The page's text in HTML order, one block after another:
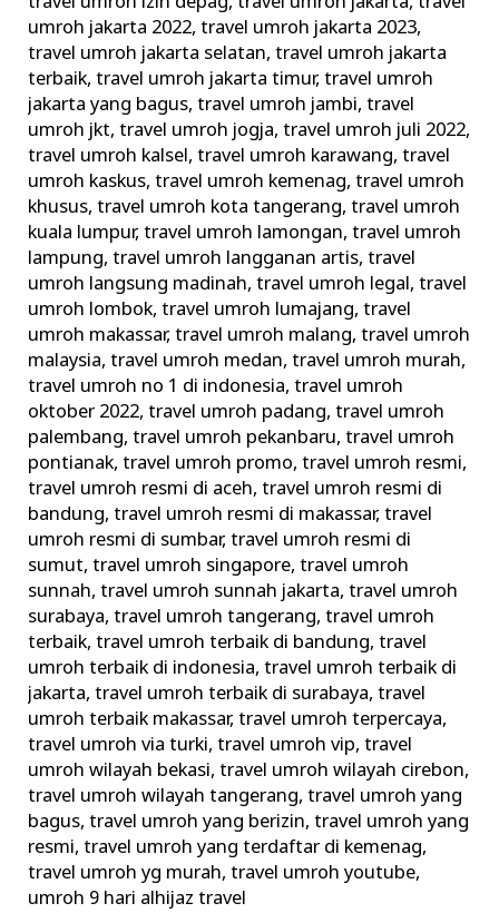
umroh jakarta 2022,travel umroh jakarta 2023,
travel umroh jakarta selatan,travel umroh jakarta
terbaik,travel umroh jakarta timur,travel umroh
jakarta yang bagus,travel umroh jambi,travel
umroh jkt,travel umroh jogja,travel umroh juli 2022,
travel umroh kalsel,travel umroh karawang,travel
umroh kaskus,travel umroh kemenag,travel umroh
khusus,travel umroh kota tangerang,travel umroh
kuala lumpur,travel umroh lamongan,travel umroh
lampung,travel umroh langganan artis,travel
umroh langsung madinah,travel umroh legal,travel
umroh lombok,travel umroh lumajang,travel
umroh makassar,travel umroh malang,travel umroh
malaysia,travel umroh medan,travel umroh murah,
travel umroh no 1 di indonesia,travel umroh
oktober 2022,travel umroh padang,travel umroh
palembang,travel umroh pekanbaru,travel umroh
pontianak,travel umroh promo,travel umroh resmi,
travel umroh resmi di aceh,travel umroh resmi di
bandung,travel umroh resmi di makassar,travel
umroh resmi di sumbar,travel umroh resmi di
sumut,travel umroh singapore,travel umroh
sunnah,travel umroh sunnah jakarta,travel umroh
surabaya,travel umroh tangerang,travel umroh
terbaik,travel umroh terbaik di bandung,travel
umroh terbaik di indonesia,travel umroh terbaik di
jakarta,travel umroh terbaik di surabaya,travel
umroh terbaik makassar,travel umroh terpercaya,
travel umroh via turki,travel umroh vip,travel
umroh wilayah bekasi,travel umroh wilayah cirebon,
travel umroh wilayah tangerang,travel umroh yang
bagus,travel umroh yang berizin,travel umroh yang
resmi,travel umroh yang terdaftar di kemenag,
travel umroh yg murah,travel umroh youtube,
umroh 9 hari alhijaz travel